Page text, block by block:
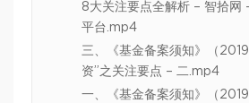
8大关注要点全解析 – 智拾网
平台.mp4
三、《基金备案须知》（
资”之关注要点 – 二.mp4
一、《基金备案须知》（